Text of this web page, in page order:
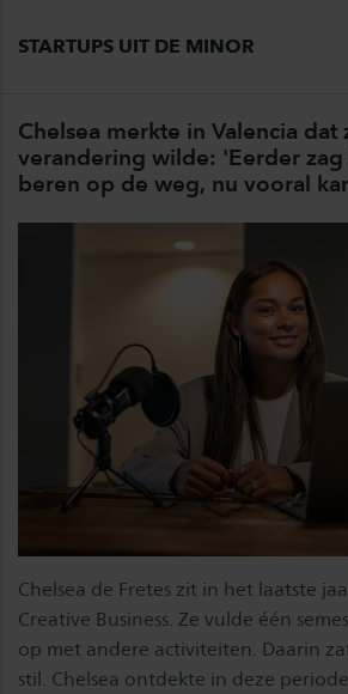
STARTUPS UIT DE MINOR
Chelsea merkte in Valencia dat
verandering wilde: 'Eerder zag
beren op de weg, nu vooral
Chelsea de Fretes zit in het laatste
Creative Business. Ze vulde één
op met andere activiteiten. Daarin
stil. Chelsea ontdekte in deze